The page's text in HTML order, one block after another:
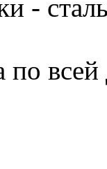
-